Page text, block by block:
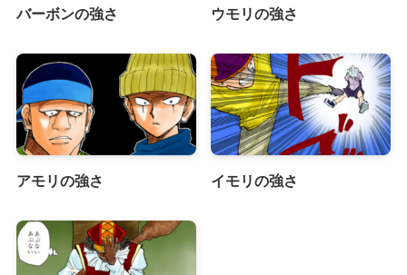
バーボンの強さ ウモリの強さ
アモリの強さ イモリの強さ